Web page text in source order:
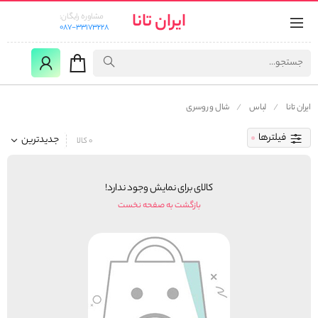
ایران تانا
مشاوره رایگان:
087-33173228
ایران تانا لباس شال و روسری
فیلترها جدیدترین 0 کالا
کالای برای نمایش وجود ندارد!
بازگشت به صفحه نخست